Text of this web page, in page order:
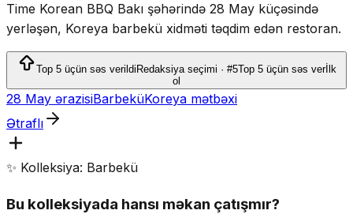
Time Korean BBQ Bakı şəhərində 28 May küçəsində
yerləşən, Koreya barbekü xidməti təqdim edən restoran.
Top 5 üçün səs verildi Redaksiya seçimi · #5Top 5 üçün səs verİlk
ol
28 May ərazisiBarbeküKoreya mətbəxi
Ətraflı
✨ Kolleksiya: Barbekü
Bu kolleksiyada hansı məkan çatışmır?